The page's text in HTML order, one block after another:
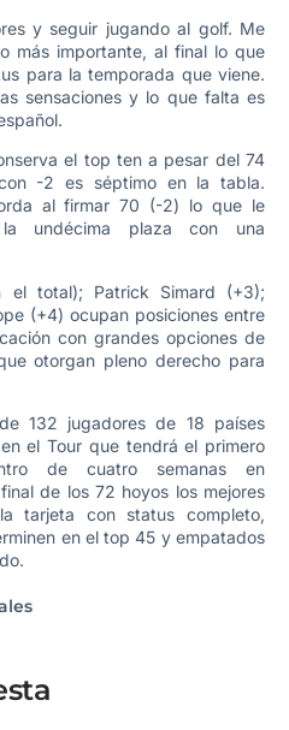
y seguir jugando al golf. Me
más importante, al final lo que
para la temporada que viene.
sensaciones y lo que falta es
el top ten a pesar del 74
-2 es séptimo en la tabla.
al firmar 70 (-2) lo que le
undécima plaza con una
el total); Patrick Simard (+3);
(+4) ocupan posiciones entre
con grandes opciones de
otorgan pleno derecho para
132 jugadores de 18 países
el Tour que tendrá el primero
de cuatro semanas en
de los 72 hoyos los mejores
tarjeta con status completo,
en el top 45 y empatados